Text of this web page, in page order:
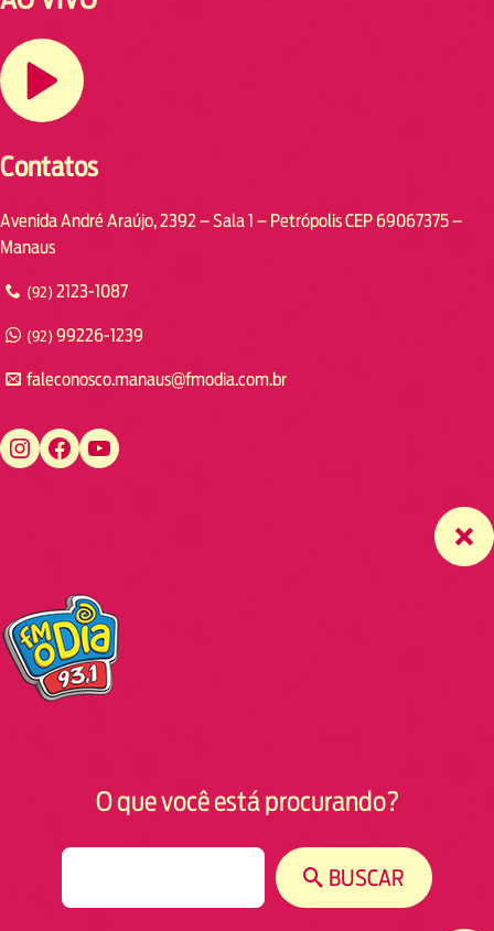
Contatos
Avenida André Araújo, 2392 – Sala 1 – Petrópolis CEP 69067375 –
Manaus
(92) 2123-1087
(92) 99226-1239
faleconosco.manaus@fmodia.com.br
https://www.instagram.com/fmodiamanaus/ https://www.facebook.com/fmodiamanaus https://www.youtube.com/user/radiofmodia
O que você está procurando?
BUSCAR